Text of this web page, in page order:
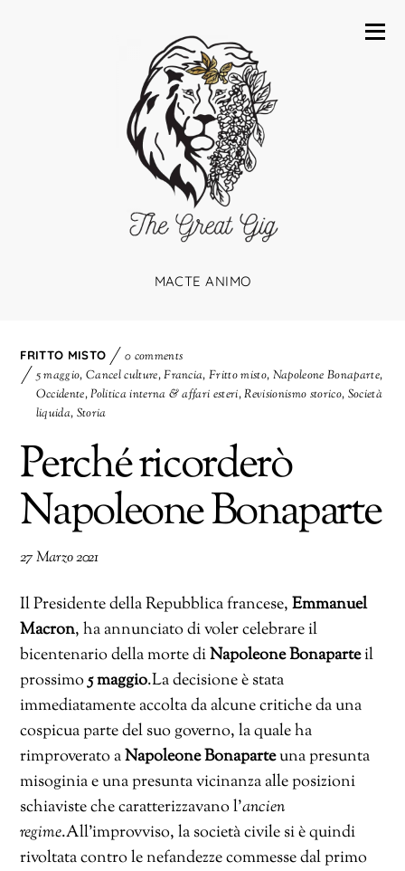
MACTE ANIMO
FRITTO MISTO
0 comments
5 maggio, Cancel culture,Francia,Fritto misto, Napoleone Bonaparte,
Occidente,Politica interna & affari esteri,Revisionismo storico, Società
liquida, Storia
Perché ricorderò
Napoleone Bonaparte
27 Marzo 2021
Il Presidente della Repubblica francese,Emmanuel
Macron, ha annunciato di voler celebrare il
bicentenario della morte diNapoleone Bonaparteil
prossimo5 maggio.La decisione è stata
immediatamente accolta da alcune critiche da una
cospicua parte del suo governo, la quale ha
rimproverato aNapoleone Bonaparteuna presunta
misoginia e una presunta vicinanza alle posizioni
schiaviste che caratterizzavano l’ancien
regime.All’improvviso, la società civile si è quindi
rivoltata contro le nefandezze commesse dal primo